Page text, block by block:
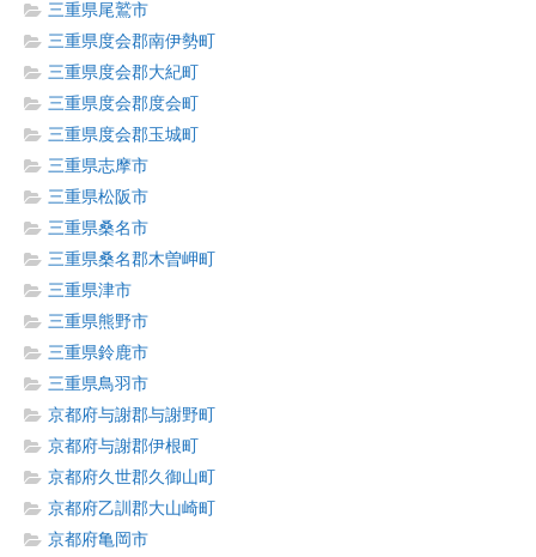
三重県尾鷲市
三重県度会郡南伊勢町
三重県度会郡大紀町
三重県度会郡度会町
三重県度会郡玉城町
三重県志摩市
三重県松阪市
三重県桑名市
三重県桑名郡木曽岬町
三重県津市
三重県熊野市
三重県鈴鹿市
三重県鳥羽市
京都府与謝郡与謝野町
京都府与謝郡伊根町
京都府久世郡久御山町
京都府乙訓郡大山崎町
京都府亀岡市